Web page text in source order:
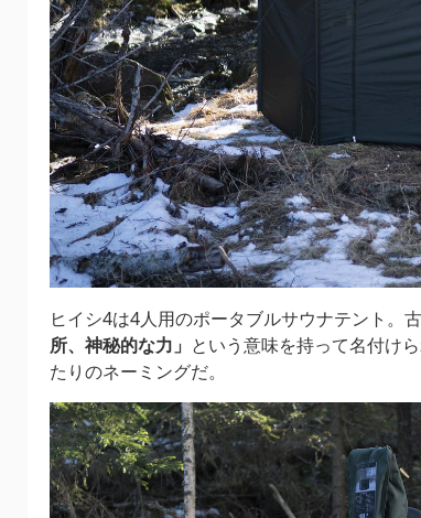
ヒイシ4は4人用のポータブルサウナテント。
所、神秘的な力」 という意味を持って名付け
たりのネーミングだ。